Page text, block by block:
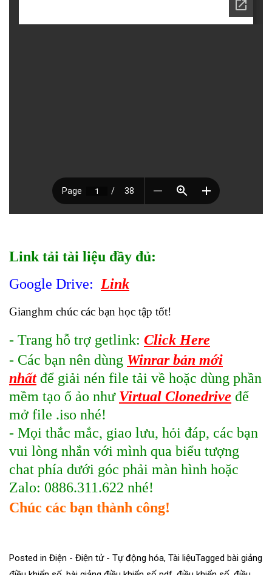
Link tải tài liệu đầy đủ:
Google Drive:
Link
Gianghm chúc các bạn học tập tốt!
- Trang hỗ trợ getlink: Click Here
- Các bạn nên dùng Winrar bản mới
nhấtđể giải nén file tải về hoặc dùng phần
mềm tạo ổ ảo như Virtual Clonedrive để
mở file .iso nhé!
- Mọi thắc mắc, giao lưu, hỏi đáp, các bạn
vui lòng nhắn với mình qua biểu tượng
chat phía dưới góc phải màn hình hoặc
Zalo: 0886.311.622 nhé!
Chúc các bạn thành công!
Posted in Điện - Điện tử - Tự động hóa, Tài liệuTagged bài giảng